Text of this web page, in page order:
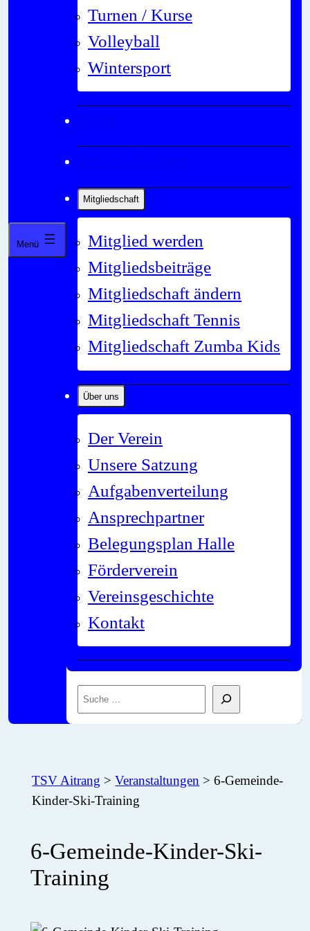
Turnen / Kurse
Volleyball
Wintersport
Mitgliedschaft
Mitglied werden
Mitgliedsbeiträge
Mitgliedschaft ändern
Mitgliedschaft Tennis
Mitgliedschaft Zumba Kids
Über uns
Der Verein
Unsere Satzung
Aufgabenverteilung
Ansprechpartner
Belegungsplan Halle
Förderverein
Vereinsgeschichte
Kontakt
Suchen
TSV Aitrang >Veranstaltungen >6-Gemeinde-
Kinder-Ski-Training
6-Gemeinde-Kinder-Ski-
Training